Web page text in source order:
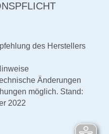
des Herstellers
Änderungen
möglich. Stand:
2022